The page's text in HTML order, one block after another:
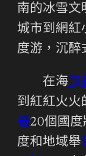
南的冰雪文
城市到網紅
度游，沉醉
在海包
到紅紅火火
養20個國
度和地域舉